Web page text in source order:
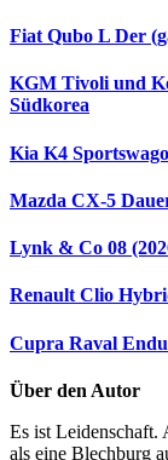
Fiat Qubo L Der
KGM Tivoli und
Südkorea
Kia K4
Mazda CX-5
Lynk & Co 08
Renault Clio
Cupra Raval
Über den Autor
Es ist Leidenschaft.
als eine Blechburg